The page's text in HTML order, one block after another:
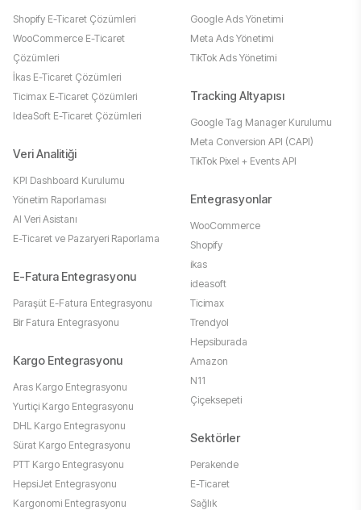
Shopify E-Ticaret Çözümleri
WooCommerce E-Ticaret
Çözümleri
İkas E-Ticaret Çözümleri
Ticimax E-Ticaret Çözümleri
IdeaSoft E-Ticaret Çözümleri
Veri Analitiği
KPI Dashboard Kurulumu
Yönetim Raporlaması
AI Veri Asistanı
E-Ticaret ve Pazaryeri Raporlama
E-Fatura Entegrasyonu
Paraşüt E-Fatura Entegrasyonu
Bir Fatura Entegrasyonu
Kargo Entegrasyonu
Aras Kargo Entegrasyonu
Yurtiçi Kargo Entegrasyonu
DHL Kargo Entegrasyonu
Sürat Kargo Entegrasyonu
PTT Kargo Entegrasyonu
HepsiJet Entegrasyonu
Kargonomi Entegrasyonu
Google Ads Yönetimi
Meta Ads Yönetimi
TikTok Ads Yönetimi
Tracking Altyapısı
Google Tag Manager Kurulumu
Meta Conversion API (CAPI)
TikTok Pixel + Events API
Entegrasyonlar
WooCommerce
Shopify
ikas
ideasoft
Ticimax
Trendyol
Hepsiburada
Amazon
N11
Çiçeksepeti
Sektörler
Perakende
E-Ticaret
Sağlık